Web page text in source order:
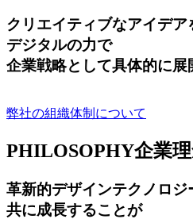
クリエイティブなアイデア
デジタルの力で
企業戦略として具体的に展
弊社の組織体制について
PHILOSOPHY企業
革新的デザインテクノロジ
共に成長することが